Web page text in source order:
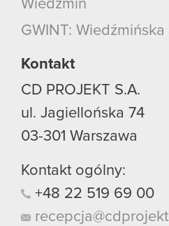
Wiedźmin
GWINT:
Kontakt
CD PROJEKT S.A.
ul. Jagiellońska 74
03-301 Warszawa
Kontakt ogólny:
+48 22 519 69 00